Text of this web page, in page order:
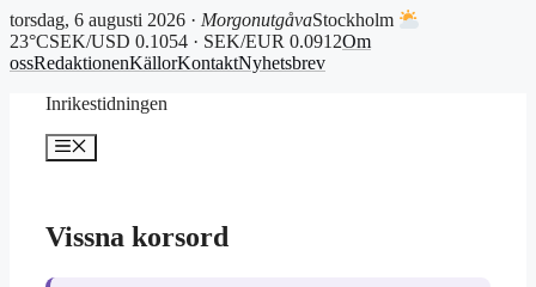
torsdag, 6 augusti 2026 · MorgonutgåvaStockholm
23°CSEK/USD 0.1054 · SEK/EUR 0.0912Om
ossRedaktionenKällorKontaktNyhetsbrev
Inrikestidningen
Meny
Vissna korsord